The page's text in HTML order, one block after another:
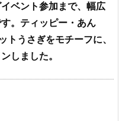
ベント参加まで、幅広
。ティッピー・あん
うさぎをモチーフに、
しました。